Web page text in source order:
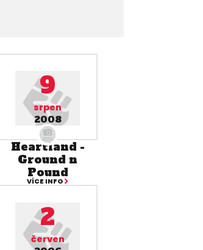
9
srpen
2008
Heartland -
Ground n
Pound
VÍCE INFO
2
červen